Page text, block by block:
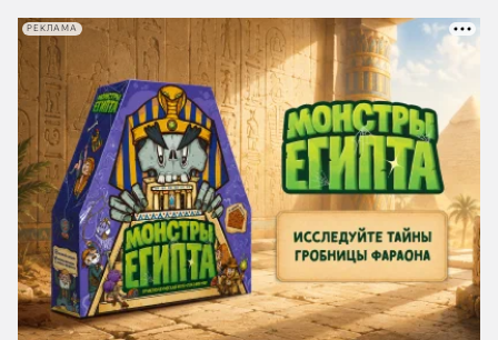
РЕКЛАМА